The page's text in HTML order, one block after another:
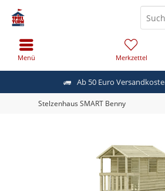
Ab 50 Euro
Menü Merkzettel
Stelzenhaus SMART Benny